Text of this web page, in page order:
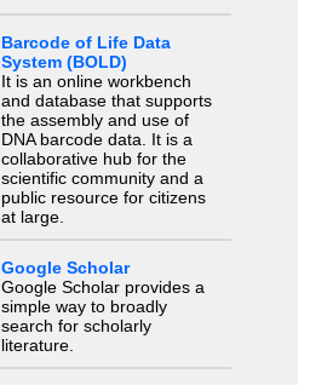
Barcode of Life Data
System (BOLD)
It is an online workbench
and database that supports
the assembly and use of
DNA barcode data. It is a
collaborative hub for the
scientific community and a
public resource for citizens
at large.
Google Scholar
Google Scholar provides a
simple way to broadly
search for scholarly
literature.